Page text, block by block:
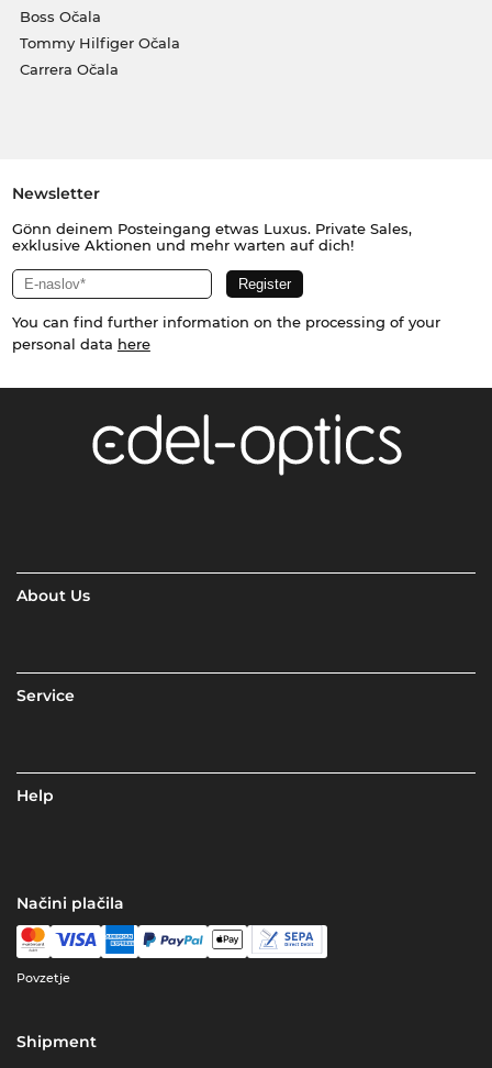
Boss Očala
Tommy Hilfiger Očala
Carrera Očala
Newsletter
Gönn deinem Posteingang etwas Luxus. Private Sales,
exklusive Aktionen und mehr warten auf dich!
You can find further information on the processing of your
personal data here
About Us
Service
Help
Načini plačila
Povzetje
Shipment